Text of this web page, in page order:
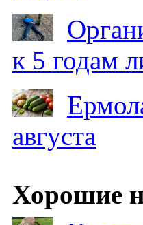
к 5 годам
августа
Хорошие